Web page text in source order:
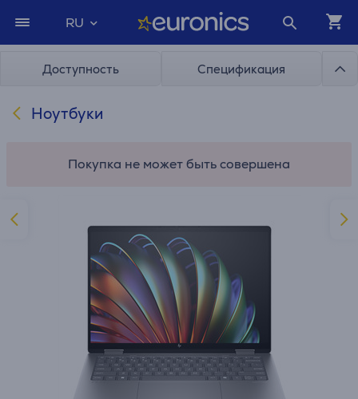
RU
Доступность Спецификация
Ноутбуки
Покупка не может быть совершена